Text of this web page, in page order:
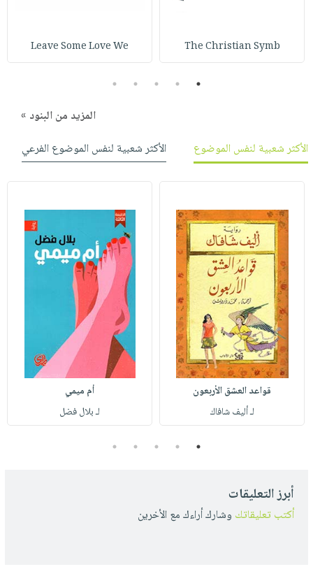
مناسبات
يتكرر
انشر
معنا
التسوق
The Christian Symb
Leave Some Love We
1
2
3
4
5
المزيد من البنود »
الأكثر شعبية لنفس الموضوع
الأكثر شعبية لنفس الموضوع الفرعي
قواعد العشق الأربعون
لـ أليف شافاك
أم ميمي
لـ بلال فضل
1
2
3
4
5
أبرز التعليقات
أكتب تعليقاتك وشارك أراءك مع الأخرين